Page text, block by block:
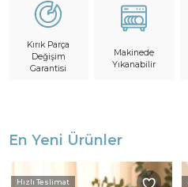
Kırık Parça
Değişim
Garantisi
Makinede
Yıkanabilir
En Yeni Ürünler
Hızlı Teslimat